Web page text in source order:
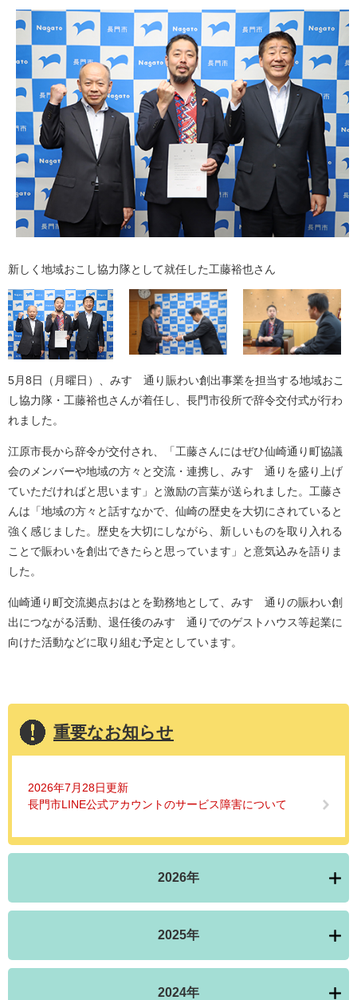
新しく地域おこし協力隊として就任した工藤裕也さん
5月8日（月曜日）、みすゞ通り賑わい創出事業を担当する地域おこ
し協力隊・工藤裕也さんが着任し、長門市役所で辞令交付式が行わ
れました。
江原市長から辞令が交付され、「工藤さんにはぜひ仙崎通り町協議
会のメンバーや地域の方々と交流・連携し、みすゞ通りを盛り上げ
ていただければと思います」と激励の言葉が送られました。工藤さ
んは「地域の方々と話すなかで、仙崎の歴史を大切にされていると
強く感じました。歴史を大切にしながら、新しいものを取り入れる
ことで賑わいを創出できたらと思っています」と意気込みを語りま
した。
仙崎通り町交流拠点おはとを勤務地として、みすゞ通りの賑わい創
出につながる活動、退任後のみすゞ通りでのゲストハウス等起業に
向けた活動などに取り組む予定としています。
重要なお知らせ
2026年7月28日更新
長門市LINE公式アカウントのサービス障害について
2026年
2025年
2024年